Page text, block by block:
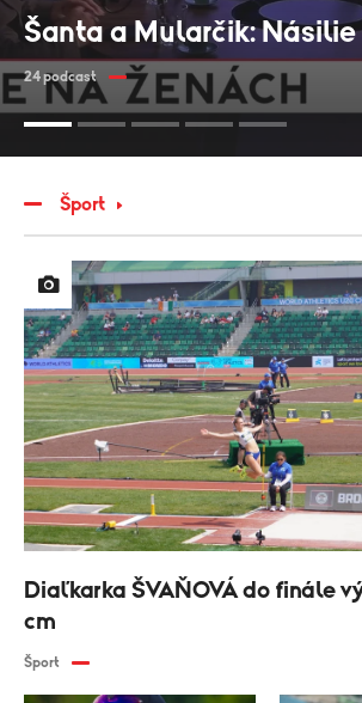
Šanta a Mularčik: Násilie
24 podcast
Šport
Diaľkarka ŠVAŇOVÁ do finále
cm
Šport